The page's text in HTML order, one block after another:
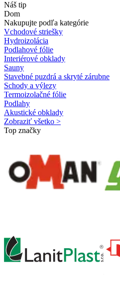
Náš tip
Dom
Nakupujte podľa kategórie
Vchodové striešky
Hydroizolácia
Podlahové fólie
Interiérové obklady
Sauny
Stavebné puzdrá a skryté zárubne
Schody a výlezy
Termoizolačné fólie
Podlahy
Akustické obklady
Zobraziť všetko >
Top značky